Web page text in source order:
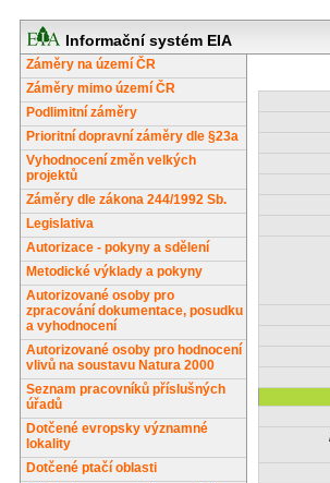
Informační systém EIA
Záměry na území ČR
Záměry mimo území ČR
Podlimitní záměry
Prioritní dopravní záměry dle §23a
Vyhodnocení změn velkých
projektů
Záměry dle zákona 244/1992 Sb.
Legislativa
Autorizace - pokyny a sdělení
Metodické výklady a pokyny
Autorizované osoby pro
zpracování dokumentace, posudku
a vyhodnocení
Autorizované osoby pro hodnocení
vlivů na soustavu Natura 2000
Seznam pracovníků příslušných
úřadů
Dotčené evropsky významné
lokality
Dotčené ptačí oblasti